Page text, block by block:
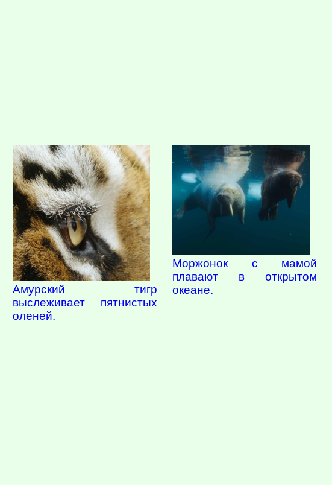
Амурский тигр
выслеживает пятнистых
оленей.
Моржонок с мамой
плавают в открытом
океане.